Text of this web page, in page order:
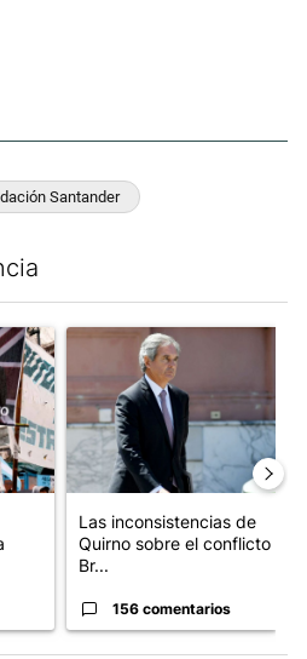
Santander
con el título "El Gobierno perdió la
Un artículo de tendencia con
Las inconsistencias de
Quirno sobre el conflicto con
Br...
156 comentarios